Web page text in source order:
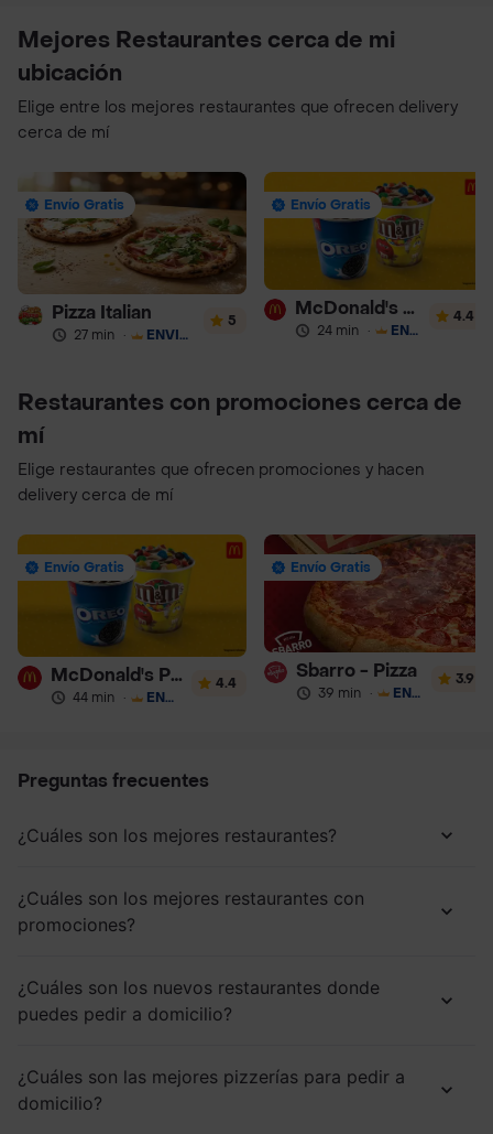
Mejores Restaurantes cerca de mi
ubicación
Elige entre los mejores restaurantes que ofrecen delivery
cerca de mí
Envío Gratis
Pizza Italian
27 min · ENVÍO GRATIS
5
Envío Gratis
McDonald's Postres
24 min · ENVÍO GRATIS
4.4
Restaurantes con promociones cerca de
mí
Elige restaurantes que ofrecen promociones y hacen
delivery cerca de mí
Envío Gratis
McDonald's Postres
44 min · ENVÍO GRATIS
4.4
Envío Gratis
Sbarro - Pizza
39 min · ENVÍO GRATIS
3.9
Preguntas frecuentes
¿Cuáles son los mejores restaurantes?
¿Cuáles son los mejores restaurantes con
promociones?
¿Cuáles son los nuevos restaurantes donde
puedes pedir a domicilio?
¿Cuáles son las mejores pizzerías para pedir a
domicilio?